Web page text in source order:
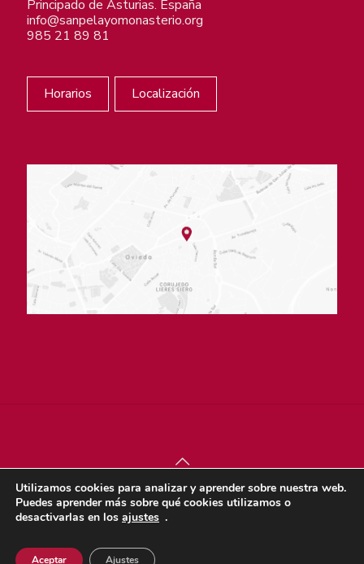
Principado de Asturias. España
info@sanpelayomonasterio.org
985 21 89 81
Horarios Localización
© sjdigital 2022 |Política de privacidad|Aviso legal
Política de cookies
Utilizamos cookies para analizar y aprender sobre nuestra web.
Puedes aprender más sobre qué cookies utilizamos o
desactivarlas en los ajustes .
Aceptar Ajustes